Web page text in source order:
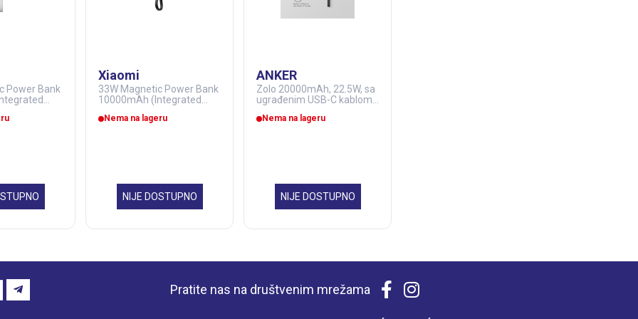
Power Bank
Xiaomi
33W Magnetic Power Bank
10000mAh (Integrated
(GPS01115)
Nema na lageru
NIJE DOSTUPNO
ANKER
Zolo 20000mAh, 22.5W, sa
ugrađenim USB-C kablom,
(MOB03317)
Nema na lageru
NIJE DOSTUPNO
Pratite nas na društvenim mrežama